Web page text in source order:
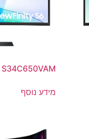
S34C650VAM
מידע נוסף